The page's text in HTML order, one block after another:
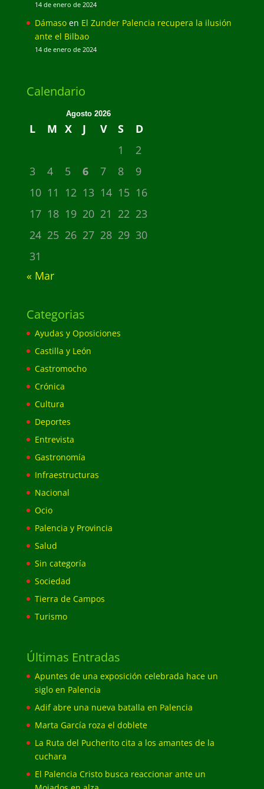
14 de enero de 2024
Dámasoen El Zunder Palencia recupera la ilusión
ante el Bilbao
14 de enero de 2024
Calendario
Agosto 2026
L M X J V S
D
1
2
3
4 5 6 7 8
9
10 11 12 13 14 15 16
17 18 19 20 21 22 23
24 25 26 27 28 29 30
31
« Mar
Categorias
Ayudas y Oposiciones
Castilla y León
Castromocho
Crónica
Cultura
Deportes
Entrevista
Gastronomía
Infraestructuras
Nacional
Ocio
Palencia y Provincia
Salud
Sin categoría
Sociedad
Tierra de Campos
Turismo
Últimas Entradas
Apuntes de una exposición celebrada hace un
siglo en Palencia
Adif abre una nueva batalla en Palencia
Marta García roza el doblete
La Ruta del Pucherito cita a los amantes de la
cuchara
El Palencia Cristo busca reaccionar ante un